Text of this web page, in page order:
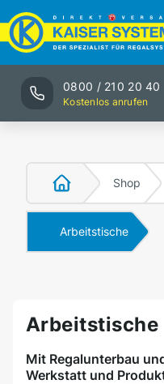
0800 / 210 20 40
Kostenlos anrufen
Shop
Arbeitstische
Arbeitstische
Mit Regalunterbau
Werkstatt und